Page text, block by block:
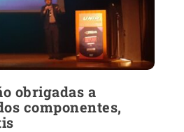
obrigadas a
componentes,